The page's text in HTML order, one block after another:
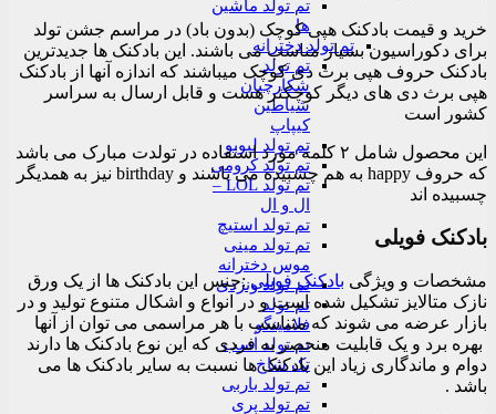
تم تولد ماشین
ها
تم تولد دخترانه
تم تولد
شکارچیان
شیاطین
کیپاپ
تم تولد لبوبو
تم تولد کرومی
تم تولد LOL –
ال و ال
تم تولد استیچ
تم تولد مینی
موس دخترانه
تم تولد ونزدی
تم تولد
فلامینگو
تم تولد اسب
تک شاخ
تم تولد باربی
تم تولد پری
خرید و قیمت بادکنک هپی کوچک (بدون باد) در مراسم جشن تولد
برای دکوراسیون بسیار مناسب می باشند. این بادکنک ها جدیدترین
بادکنک حروف هپی برث دی کوچک میباشند که اندازه آنها از بادکنک
هپی برث دی های دیگر کوچکتر هست و قابل ارسال به سراسر
کشور است
این محصول شامل ۲ کلمه مورد استفاده در تولدت مبارک می باشد
که حروف happy به هم چسبیده می باشند و birthday نیز به همدیگر
چسبیده اند
بادکنک فویلی
مشخصات و ویژگی بادکنک فویلی:جنس این بادکنک ها از یک ورق
نازک متالایز تشکیل شده است و در انواع و اشکال متنوع تولید و در
بازار عرضه می شوند که متناسب با هر مراسمی می توان از آنها
بهره برد و یک قابلیت منحصر به فردی که این نوع بادکنک ها دارند
دوام و ماندگاری زیاد این بادکنک ها نسبت به سایر بادکنک ها می
باشد .